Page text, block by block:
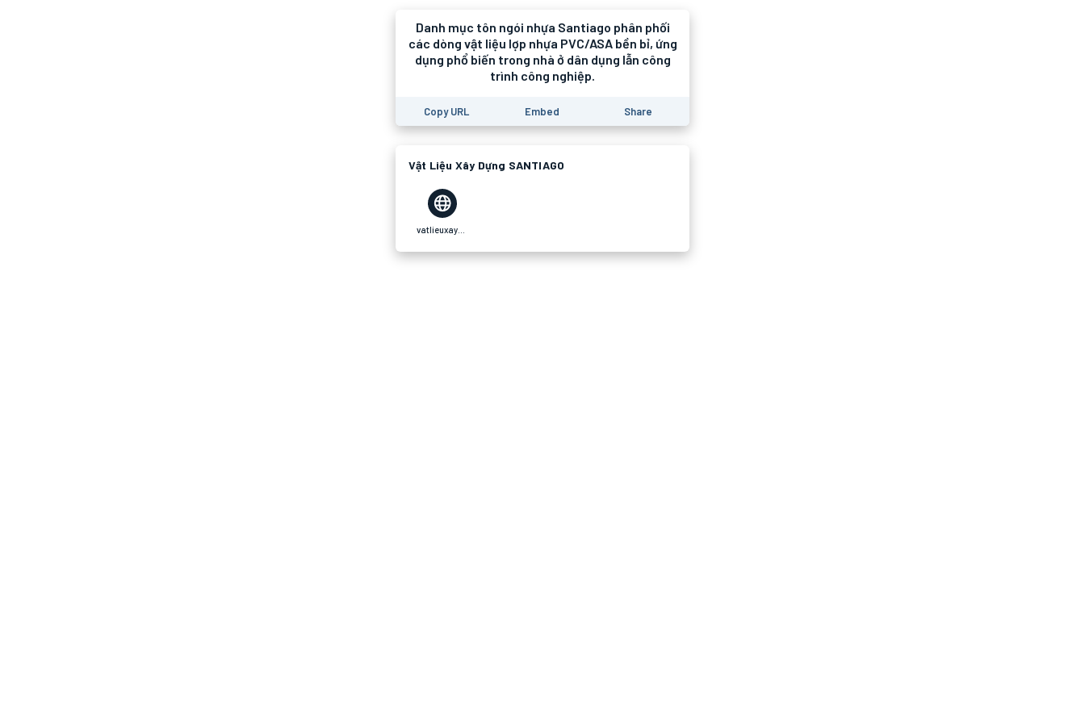
Danh mục tôn ngói nhựa Santiago phân phối
các dòng vật liệu lợp nhựa PVC/ASA bền bỉ, ứng
dụng phổ biến trong nhà ở dân dụng lẫn công
trình công nghiệp.
Copy URL Embed Share
Vật Liệu Xây Dựng SANTIAGO